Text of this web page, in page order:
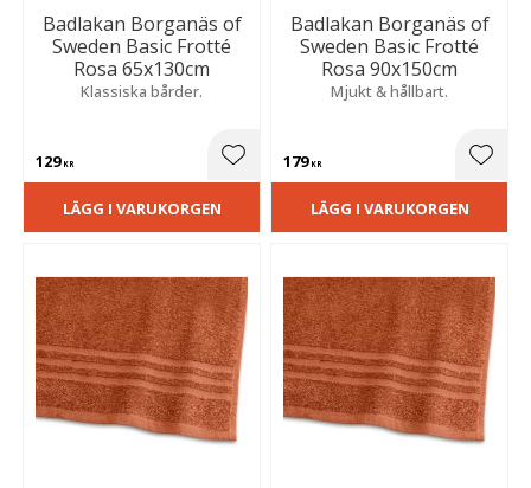
Badlakan Borganäs of
Sweden Basic Frotté
Rosa 65x130cm
Klassiska bårder.
129KR Lägg till i favoriter
LÄGG I VARUKORGEN
Badlakan Borganäs of
Sweden Basic Frotté
Rosa 90x150cm
Mjukt & hållbart.
179KR
LÄGG I VARUKORGEN